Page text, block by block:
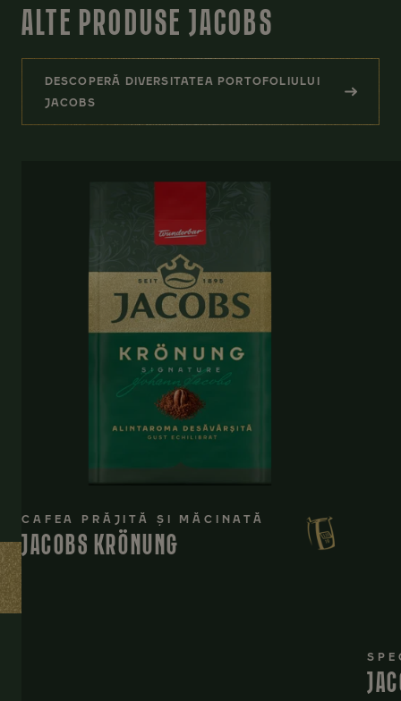
ALTE PRODUSE JACOBS
DESCOPERĂ DIVERSITATEA PORTOFOLIULUI
JACOBS
CAFEA PRĂJITĂ ȘI MĂCINATĂ
JACOBS KRÖNUNG